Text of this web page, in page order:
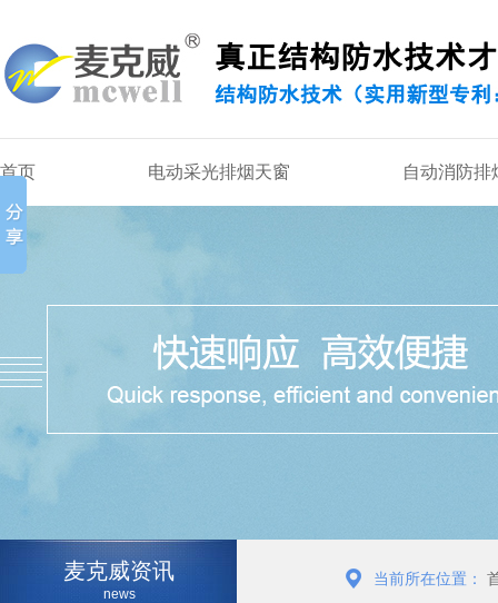
首页 电动采光排烟天窗 自动消防排
当前所在位置：
麦克威资讯
news